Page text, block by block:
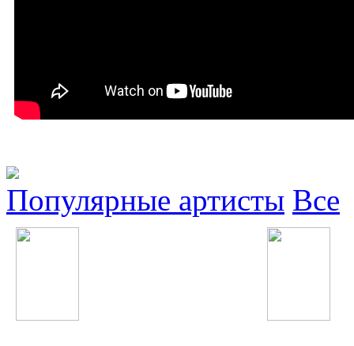
Популярные артисты Все